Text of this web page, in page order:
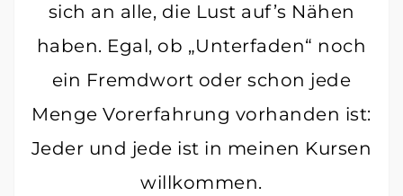
sich an alle, die Lust auf’s Nähen
haben. Egal, ob „Unterfaden“ noch
ein Fremdwort oder schon jede
Menge Vorerfahrung vorhanden ist:
Jeder und jede ist in meinen Kursen
willkommen.